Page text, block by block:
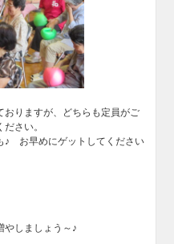
おりますが、どちらも定員がご
さい。
♪ お早めにゲットしてください
やしましょう～♪